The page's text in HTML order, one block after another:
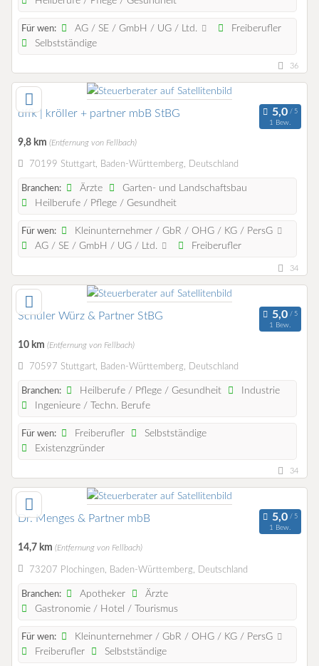
Für wen: AG / SE / GmbH / UG / Ltd.
Freiberufler
Selbstständige
36
dffk | kröller + partner mbB StBG
1 Bew.
9,8 km (Entfernung von Fellbach)
70199 Stuttgart, Baden-Württemberg, Deutschland
Branchen: Ärzte
Garten- und Landschaftsbau
Heilberufe / Pflege / Gesundheit
Für wen:
Kleinunternehmer / GbR / OHG / KG / PersG
AG / SE / GmbH / UG / Ltd.
Freiberufler
34
Schuler Würz & Partner StBG
1 Bew.
10 km (Entfernung von Fellbach)
70597 Stuttgart, Baden-Württemberg, Deutschland
Branchen: Heilberufe / Pflege / Gesundheit
Industrie
Ingenieure / Techn. Berufe
Für wen: Freiberufler
Selbstständige
Existenzgründer
34
Dr. Menges & Partner mbB
1 Bew.
14,7 km (Entfernung von Fellbach)
73207 Plochingen, Baden-Württemberg, Deutschland
Branchen: Apotheker
Ärzte
Gastronomie / Hotel / Tourismus
Für wen:
Kleinunternehmer / GbR / OHG / KG / PersG
Freiberufler
Selbstständige